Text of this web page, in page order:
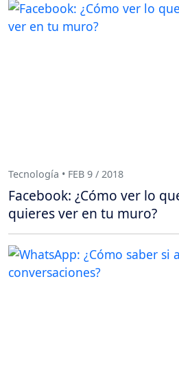
Tecnología • FEB 9 / 2018
Facebook: ¿Cómo ver lo
quieres ver en tu muro?